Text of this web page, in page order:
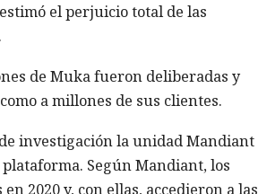
el perjuicio total de las
de Muka fueron deliberadas y
a millones de sus clientes.
investigación la unidad Mandiant
Según Mandiant, los
2020 y, con ellas, accedieron a las